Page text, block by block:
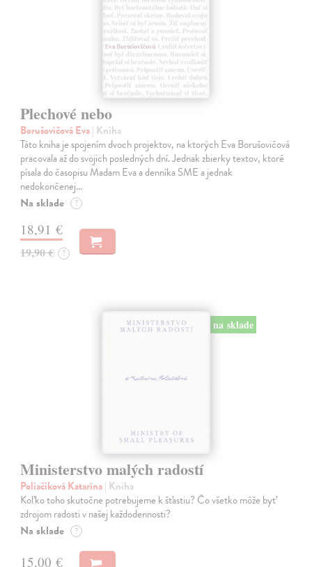
Plechové nebo
Borušovičová Eva| Kniha
Táto kniha je spojením dvoch projektov, na ktorých Eva Borušovičová
pracovala až do svojich posledných dní. Jednak zbierky textov, ktoré
písala do časopisu Madam Eva a denníka SME a jednak
nedokončenej…
Na sklade ?
18,91 €
19,90 € ?
na sklade
Ministerstvo malých radostí
Poliačiková Katarína| Kniha
Koľko toho skutočne potrebujeme k šťastiu? Čo všetko môže byť
zdrojom radosti v našej každodennosti?
Na sklade ?
15,00 €